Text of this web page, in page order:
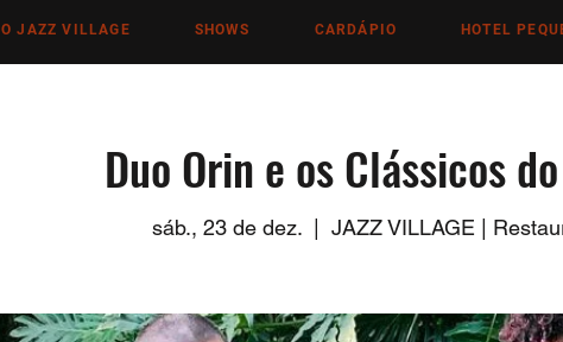
O JAZZ VILLAGE SHOWS CARDÁPIO HOTEL
Duo Orin e os Clássicos
sáb., 23 de dez. JAZZ VILLAGE |